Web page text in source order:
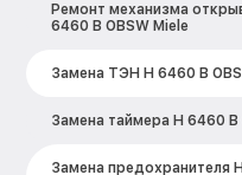
Ремонт механизма
6460 B OBSW Miele
Замена ТЭН H 6460 B
Замена таймера H 6460 B
Замена предохранителя